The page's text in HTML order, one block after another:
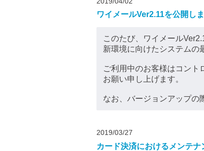
ワイメールVer2.11を公開し
このたび、ワイメール
新環境に向けたシステムの
ご利用中のお客様はコン
お願い申し上げます。
なお、バージョンアップの
2019/03/27
カード決済におけるメンテ